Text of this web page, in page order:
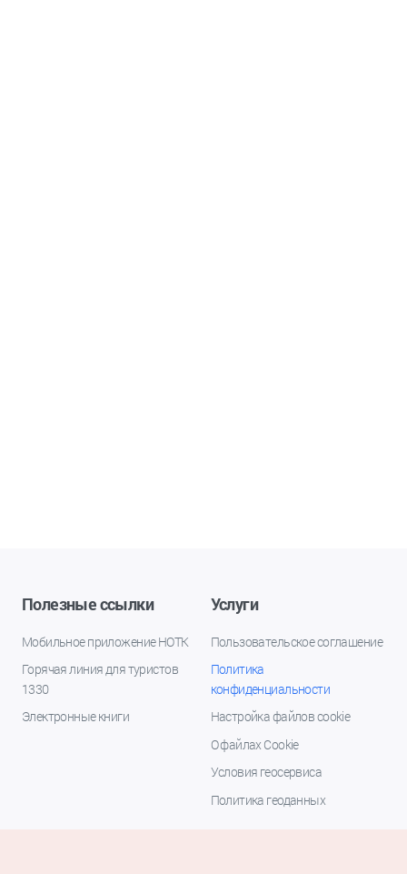
Полезные ссылки
Мобильное приложение НОТК
Горячая линия для туристов
1330
Электронные книги
Услуги
Пользовательское соглашение
Политика
конфиденциальности
Настройка файлов cookie
О файлах Cookie
Условия геосервиса
Политика геоданных